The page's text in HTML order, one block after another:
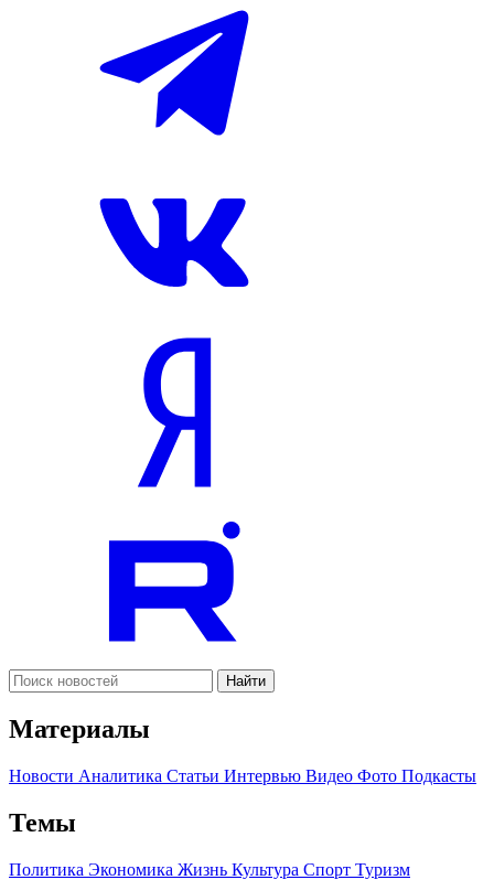
Найти
Материалы
Новости Аналитика Статьи Интервью Видео Фото Подкасты
Темы
Политика Экономика Жизнь Культура Спорт Туризм